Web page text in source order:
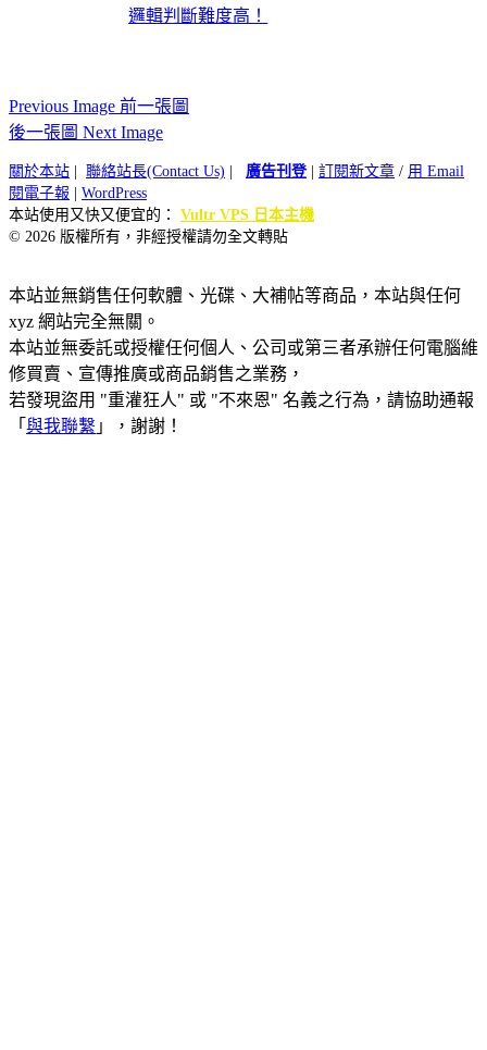
邏輯判斷難度高！
Previous Image 前一張圖
後一張圖 Next Image
關於本站 聯絡站長(Contact Us) 廣告刊登| 訂閱新文章 / 用 Email
閱電子報
WordPress
本站使用又快又便宜的： Vultr VPS 日本主機
© 2026 版權所有，非經授權請勿全文轉貼
本站並無銷售任何軟體、光碟、大補帖等商品，本站與任何
xyz 網站完全無關。
本站並無委託或授權任何個人、公司或第三者承辦任何電腦維
修買賣、宣傳推廣或商品銷售之業務，
若發現盜用 "重灌狂人" 或 "不來恩" 名義之行為，請協助通報
「 與我聯繫 」，謝謝！